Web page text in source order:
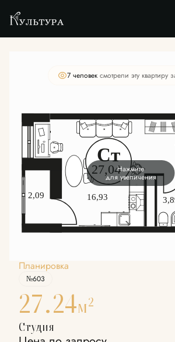
Студия27.24 м
7 человек смотрели эту квартиру
Нажмите
для увеличения
Планировка
№603
27.24м2
Студия